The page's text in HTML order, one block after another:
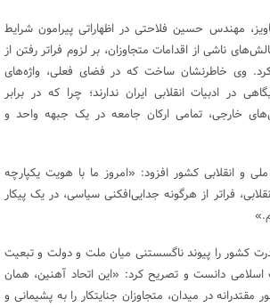
مهندس حسین فلاحتی در اظهاراتی پیرامون شرایط
ناشی از اقدامات متجاوزان، بر لزوم فراتر رفتن از
وی خاطرنشان ساخت که در فضای فعلی، واژه‌های
در ادبیات انقلابی ایران ندارند؛ چرا که در برابر
خارجی، تمامی ارکان جامعه در یک جبهه واحد و
و انقلابی کشور افزود: «امروز ما با هویت یکپارچه
فراتر از هرگونه جدایی‌افکنی سیاسی، در یک پیکار
کشور را پیوند ناگسستنی میان ملت و دولت و تبعیت
اسلامی دانست و تصریح کرد: «این اتحاد آهنین، همان
در میدان، متجاوزان جنایتکار را به پشیمانی و